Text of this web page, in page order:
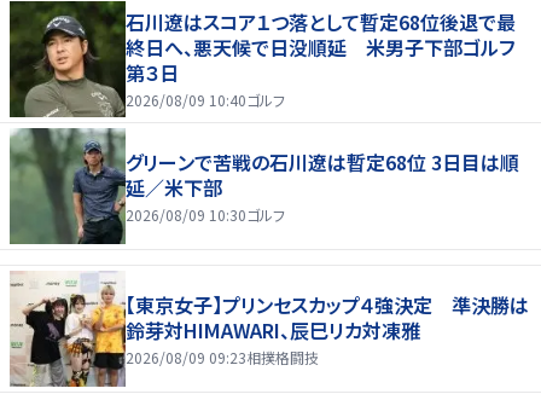
石川遼はスコア１つ落として暫定68位後退で最
終日へ、悪天候で日没順延 米男子下部ゴルフ
第３日
2026/08/09 10:40ゴルフ
グリーンで苦戦の石川遼は暫定68位 3日目は順
延／米下部
2026/08/09 10:30ゴルフ
【東京女子】プリンセスカップ４強決定 準決勝は
鈴芽対HIMAWARI、辰巳リカ対凍雅
2026/08/09 09:23相撲格闘技